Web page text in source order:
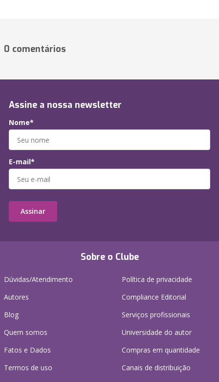
0 comentários
Sobre o Clube
Dúvidas/Atendimento
Autores
Blog
Quem somos
Fatos e Dados
Termos de uso
Política de privacidade
Compliance Editorial
Serviços profissionais
Universidade do autor
Compras em quantidade
Canais de distribuição
Assine a nossa newsletter
Nome*
E-mail*
Assinar